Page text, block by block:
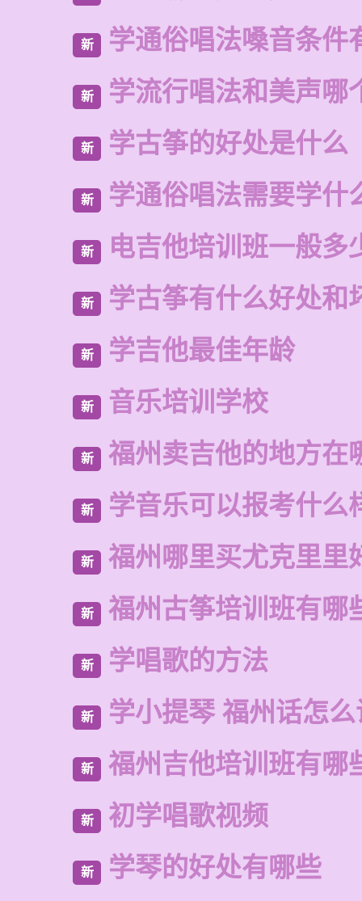
新 学通俗唱法嗓音条件
新 学流行唱法和美声哪
新 学古筝的好处是什么
新 学通俗唱法需要学什
新 电吉他培训班一般多
新 学古筝有什么好处和
新 学吉他最佳年龄
新 音乐培训学校
新 福州卖吉他的地方在
新 学音乐可以报考什么
新 福州哪里买尤克里里
新 福州古筝培训班有哪
新 学唱歌的方法
新 学小提琴 福州话怎
新 福州吉他培训班有哪
新 初学唱歌视频
新 学琴的好处有哪些